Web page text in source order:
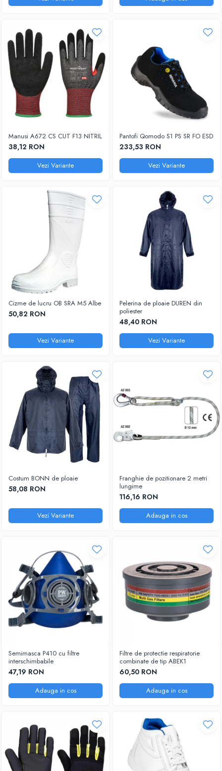
Manusi A672 CS CUT F13 NITRIL
38,12 RON
Vezi Variante
Pantofi Qomodo S1 PS SR FO ESD
233,53 RON
Vezi Variante
Cizme de lucru OB SRA M5 Albe
50,82 RON
Vezi Variante
Pelerina de ploaie DUREN din
poliester
48,40 RON
Vezi Variante
Costum BONN de ploaie
58,08 RON
Vezi Variante
Franghie de pozitionare 2 metri
lungime
116,16 RON
Adauga in cos
Semimasca P410 cu filtre
interschimbabile
47,19 RON
Adauga in cos
Filtre de protectie respiratorie
combinate de tip ABEK1
60,50 RON
Adauga in cos